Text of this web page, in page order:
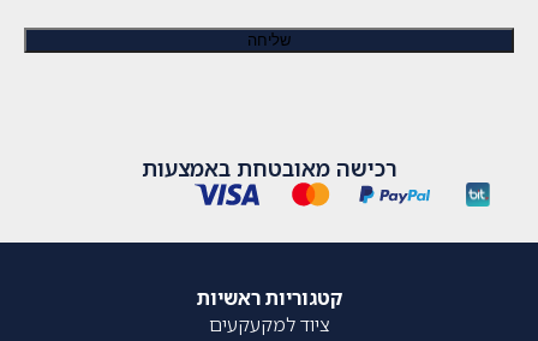
רכישה מאובטחת באמצעות
קטגוריות ראשיות
ציוד למקעקעים